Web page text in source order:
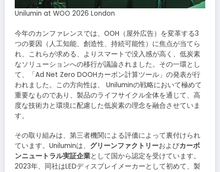
Unilumin at WOO 2026 London
今年のカンファレンスでは、OOH（屋外広告）を変革する3
つの要因（人工知能、創造性、持続可能性）に焦点が当てら
れ、これらが求める、よりスマートで没入感が高く、低炭素
なソリューションへの移行が議論されました。その一環とし
て、「Ad Net Zero DOOHカーボン計算ツール」の発表が行
われました。この方向性は、 Uniluminの戦略において極めて
重要なものであり、製品のライフサイクル全体を通じて、高
度な技術力と環境に配慮した低炭素の理念を融合させていま
す。
その取り組みは、第三者機関による評価によって裏付けられ
ています。Uniluminは、 グリーンファクトリーおよびカーボ
ンニュートラル実証企業として国から認定を受けています。
2023年、同社はLEDディスプレイメーカーとして初めて、製